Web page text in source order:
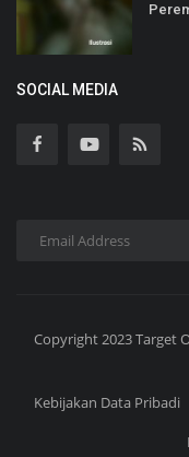
SOCIAL MEDIA
Copyright 2023 Target
Kebijakan Data Pribadi